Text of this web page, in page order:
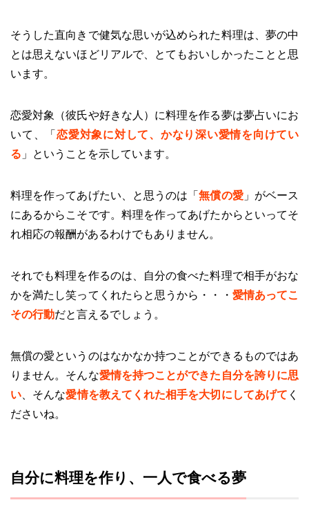
そうした直向きで健気な思いが込められた料理は、夢の中
とは思えないほどリアルで、とてもおいしかったことと思
います。
恋愛対象（彼氏や好きな人）に料理を作る夢は夢占いにお
いて、「 恋愛対象に対して、かなり深い愛情を向けてい
る 」ということを示しています。
料理を作ってあげたい、と思うのは「無償の愛」がベース
にあるからこそです。料理を作ってあげたからといってそ
れ相応の報酬があるわけでもありません。
それでも料理を作るのは、自分の食べた料理で相手がおな
かを満たし笑ってくれたらと思うから・・・ 愛情あってこ
その行動だと言えるでしょう。
無償の愛というのはなかなか持つことができるものではあ
りません。そんな愛情を持つことができた自分を誇りに思
い 、そんな愛情を教えてくれた相手を大切にしてあげて く
ださいね。
自分に料理を作り、一人で食べる夢